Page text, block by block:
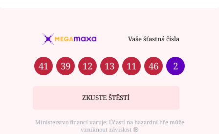
Vaše šťastná čísla
41 39 12 13 11 46 2
ZKUSTE ŠTĚSTÍ
Ministerstvo financí varuje: Účastí na hazardní hře může
vzniknout závislost ⑱